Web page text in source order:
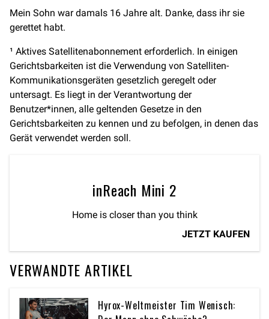
Mein Sohn war damals 16 Jahre alt. Danke, dass ihr sie
gerettet habt.
¹ Aktives Satellitenabonnement erforderlich. In einigen
Gerichtsbarkeiten ist die Verwendung von Satelliten-
Kommunikationsgeräten gesetzlich geregelt oder
untersagt. Es liegt in der Verantwortung der
Benutzer*innen, alle geltenden Gesetze in den
Gerichtsbarkeiten zu kennen und zu befolgen, in denen das
Gerät verwendet werden soll.
inReach Mini 2
Home is closer than you think
JETZT KAUFEN
VERWANDTE ARTIKEL
Hyrox-Weltmeister Tim Wenisch: